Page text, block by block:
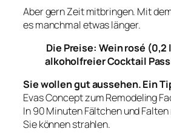
Aber gern Zeit mitbringen. Mit
es manchmal etwas länger.
Die Preise: Wein rosé (0,2
alkoholfreier Cocktail
Sie wollen gut aussehen. Ein
Evas Concept zum Remodeling
In 90 Minuten Fältchen und
Sie können strahlen.